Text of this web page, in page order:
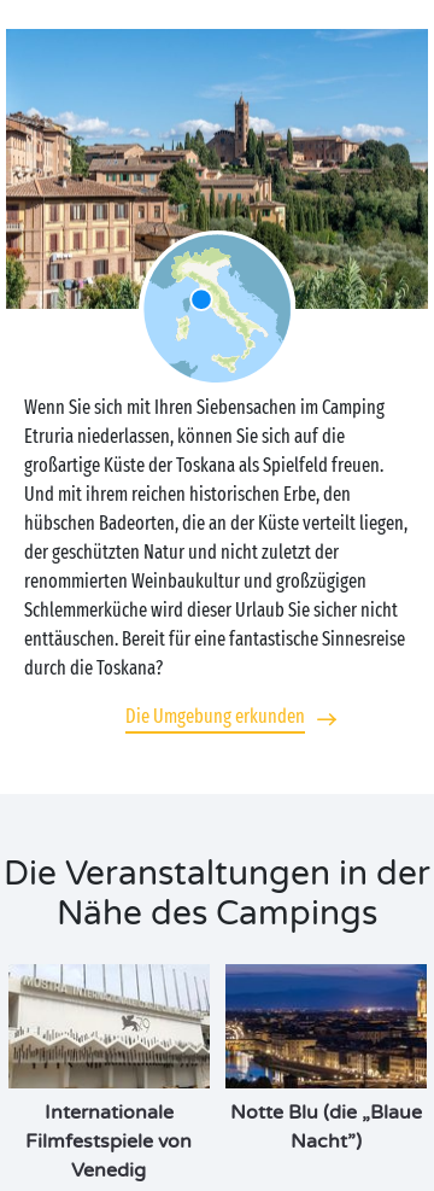
Wenn Sie sich mit Ihren Siebensachen im Camping
Etruria niederlassen, können Sie sich auf die
großartige Küste der Toskana als Spielfeld freuen.
Und mit ihrem reichen historischen Erbe, den
hübschen Badeorten, die an der Küste verteilt liegen,
der geschützten Natur und nicht zuletzt der
renommierten Weinbaukultur und großzügigen
Schlemmerküche wird dieser Urlaub Sie sicher nicht
enttäuschen. Bereit für eine fantastische Sinnesreise
durch die Toskana?
Die Umgebung erkunden
Die Veranstaltungen in der
Nähe des Campings
Internationale
Filmfestspiele von
Venedig
Notte Blu (die „Blaue
Nacht”)